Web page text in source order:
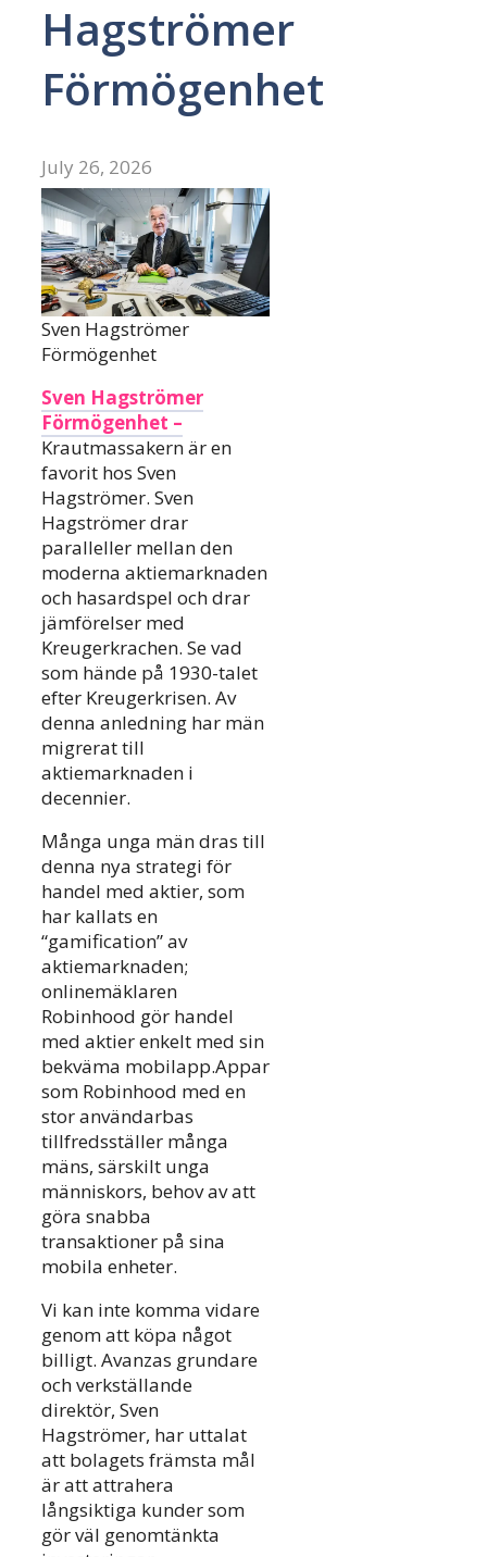
Hagströmer
Förmögenhet
July 26, 2026
Sven Hagströmer
Förmögenhet
Sven Hagströmer
Förmögenhet –
Krautmassakern är en
favorit hos Sven
Hagströmer. Sven
Hagströmer drar
paralleller mellan den
moderna aktiemarknaden
och hasardspel och drar
jämförelser med
Kreugerkrachen. Se vad
som hände på 1930-talet
efter Kreugerkrisen. Av
denna anledning har män
migrerat till
aktiemarknaden i
decennier.
Många unga män dras till
denna nya strategi för
handel med aktier, som
har kallats en
“gamification” av
aktiemarknaden;
onlinemäklaren
Robinhood gör handel
med aktier enkelt med sin
bekväma mobilapp.Appar
som Robinhood med en
stor användarbas
tillfredsställer många
mäns, särskilt unga
människors, behov av att
göra snabba
transaktioner på sina
mobila enheter.
Vi kan inte komma vidare
genom att köpa något
billigt. Avanzas grundare
och verkställande
direktör, Sven
Hagströmer, har uttalat
att bolagets främsta mål
är att attrahera
långsiktiga kunder som
gör väl genomtänkta